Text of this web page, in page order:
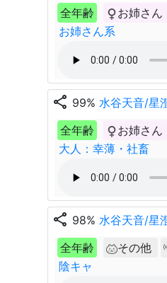
全年齢
お姉さん
お姉さん系
share 99% 水谷天音/星
全年齢
お姉さん
大人：幸薄・社畜
share 98% 水谷天音/星
全年齢
その他
陰キャ